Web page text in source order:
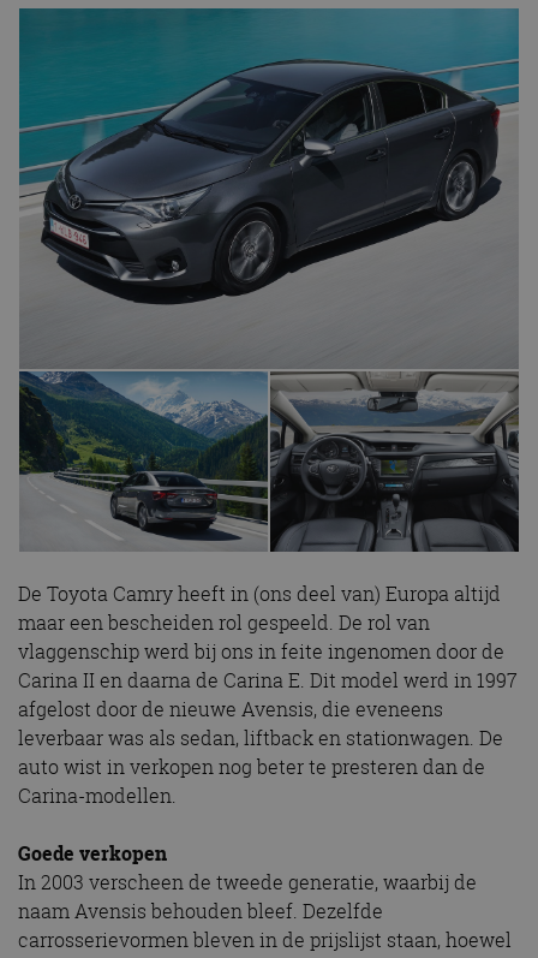
De Toyota Camry heeft in (ons deel van) Europa altijd
maar een bescheiden rol gespeeld. De rol van
vlaggenschip werd bij ons in feite ingenomen door de
Carina II en daarna de Carina E. Dit model werd in 1997
afgelost door de nieuwe Avensis, die eveneens
leverbaar was als sedan, liftback en stationwagen. De
auto wist in verkopen nog beter te presteren dan de
Carina-modellen.
Goede verkopen
In 2003 verscheen de tweede generatie, waarbij de
naam Avensis behouden bleef. Dezelfde
carrosserievormen bleven in de prijslijst staan, hoewel